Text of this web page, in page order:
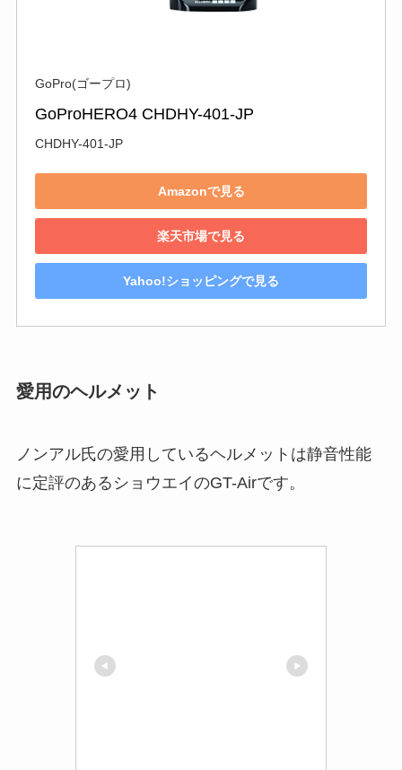
GoPro(ゴープロ)
GoProHERO4 CHDHY-401-JP
CHDHY-401-JP
Amazonで見る
楽天市場で見る
Yahoo!ショッピングで見る
愛用のヘルメット
ノンアル氏の愛用しているヘルメットは静音性能
に定評のあるショウエイのGT-Airです。